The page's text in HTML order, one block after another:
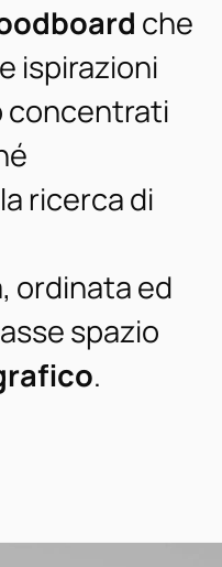
che
ispirazioni
concentrati
ricerca di
ordinata ed
spazio
.